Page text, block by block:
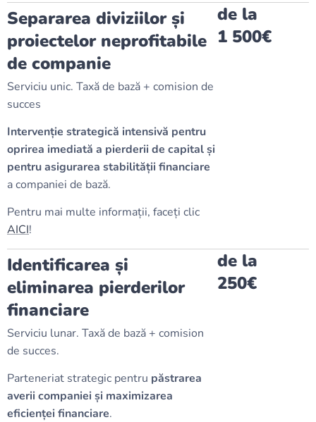
Separarea diviziilor și
proiectelor neprofitabile
de companie
Serviciu unic. Taxă de bază + comision de
succes
Intervenție strategică intensivă pentru
oprirea imediată a pierderii de capital și
pentru asigurarea stabilității financiare
a companiei de bază.
Pentru mai multe informații, faceți clic
AICI!
de la
1 500€
Identificarea și
eliminarea pierderilor
financiare
Serviciu lunar. Taxă de bază + comision
de succes.
Parteneriat strategic pentru păstrarea
averii companiei și maximizarea
eficienței financiare.
de la
250€